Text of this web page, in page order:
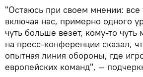
"Остаюсь при своем мнении: все
включая нас, примерно одного
чуть больше везет, кому-то
на пресс-конференции сказал,
опытная линия обороны, где
европейских команд", —